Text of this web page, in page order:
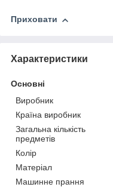
Приховати
Характеристики
Основні
Виробник
Країна виробник
Загальна кількість
предметів
Колір
Матеріал
Машинне прання